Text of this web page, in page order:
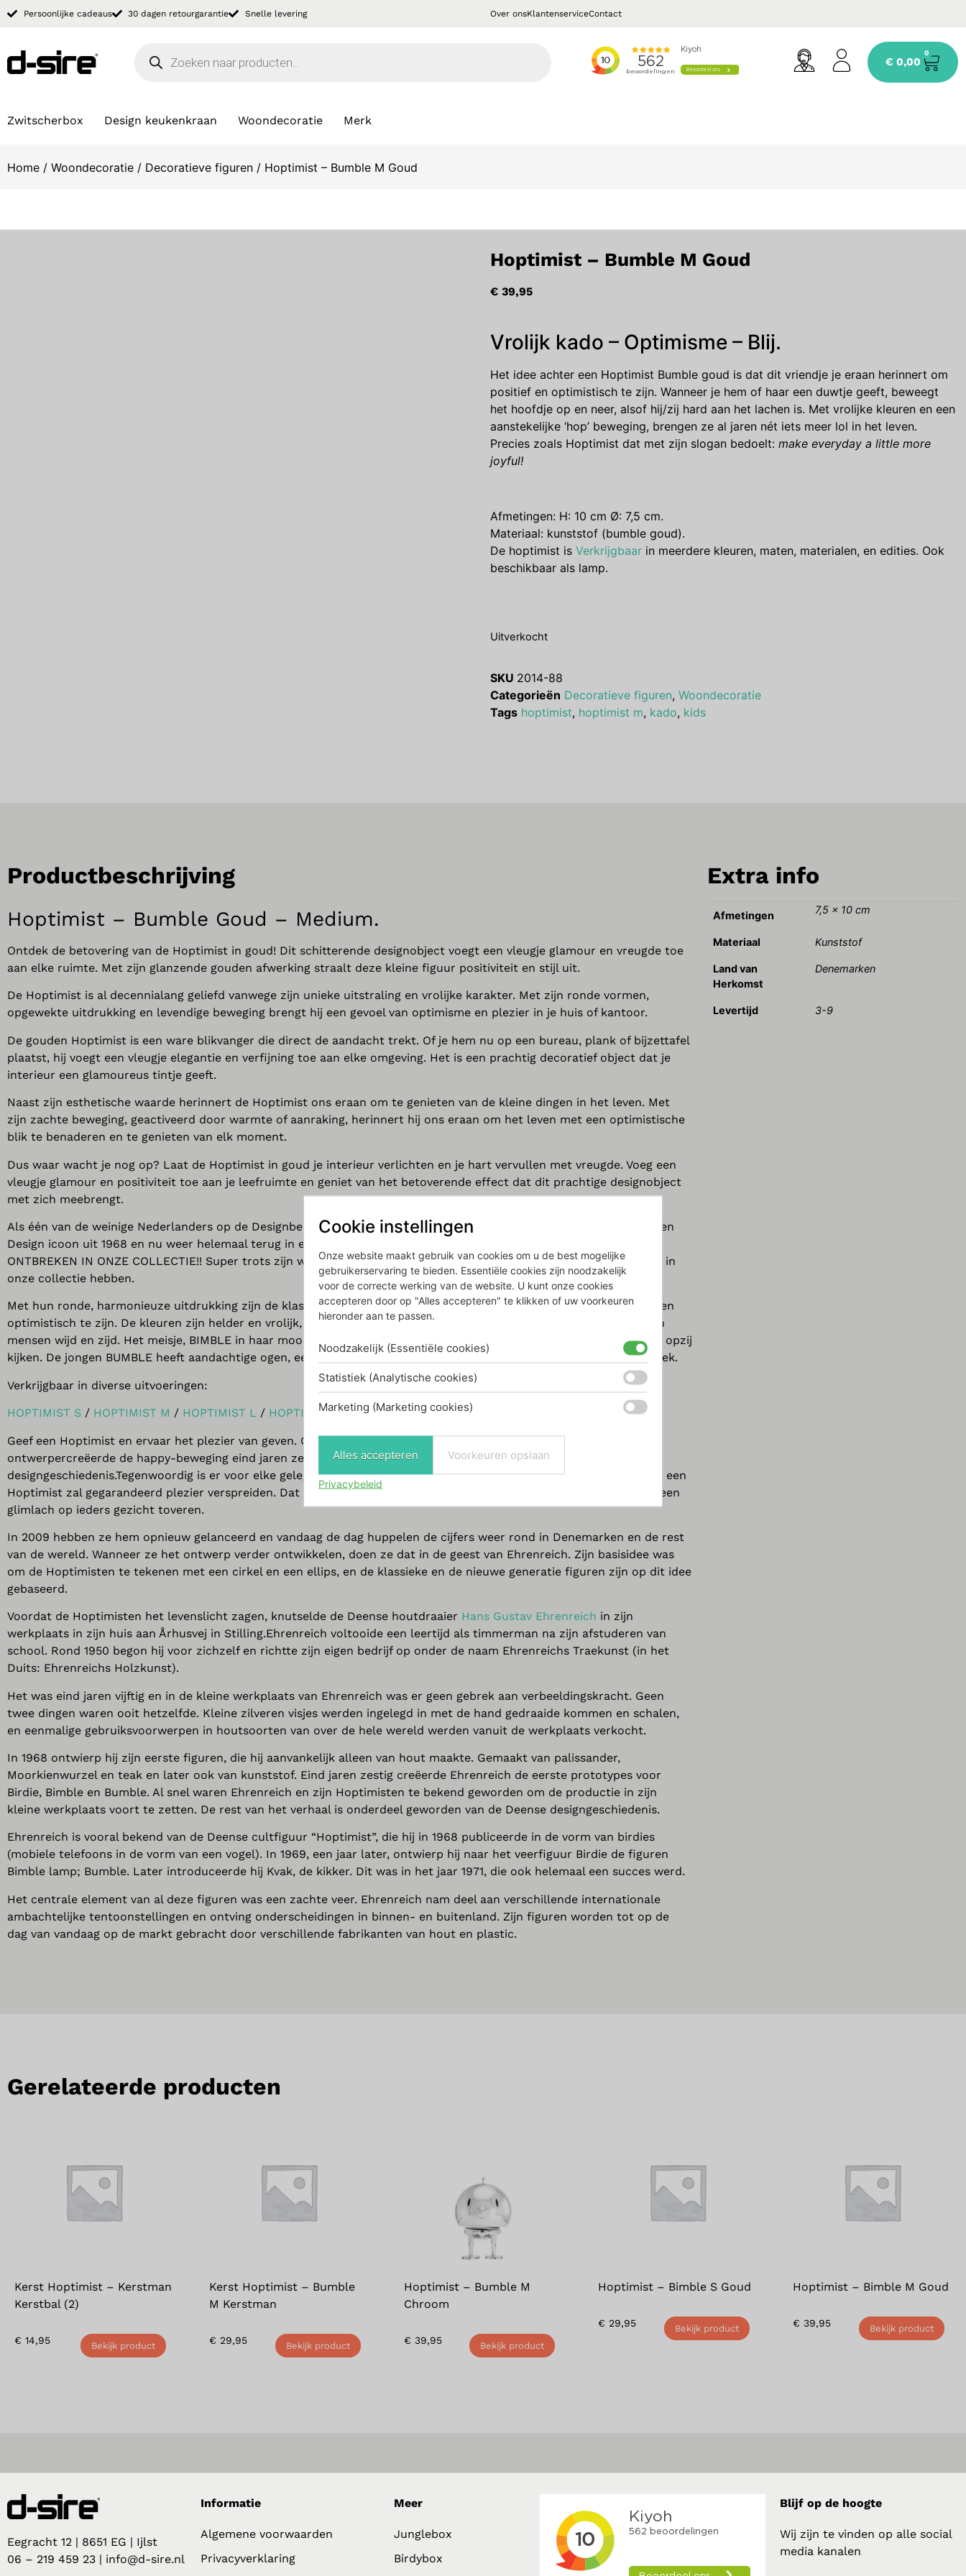
Persoonlijke cadeaus 30 dagen retourgarantie Snelle levering Over onsKlantenserviceContact
€ 0,00
0
Zwitscherbox Design keukenkraan Woondecoratie Merk
Home / Woondecoratie / Decoratieve figuren / Hoptimist – Bumble M Goud
Hoptimist – Bumble M Goud
€ 39,95
Vrolijk kado – Optimisme – Blij.
Het idee achter een Hoptimist Bumble goud is dat dit vriendje je eraan herinnert om
positief en optimistisch te zijn. Wanneer je hem of haar een duwtje geeft, beweegt
het hoofdje op en neer, alsof hij/zij hard aan het lachen is. Met vrolijke kleuren en een
aanstekelijke ‘hop’ beweging, brengen ze al jaren nét iets meer lol in het leven.
Precies zoals Hoptimist dat met zijn slogan bedoelt: make everyday a little more
joyful!
Afmetingen: H: 10 cm Ø: 7,5 cm.
Materiaal: kunststof (bumble goud).
De hoptimist is Verkrijgbaar in meerdere kleuren, maten, materialen, en edities. Ook
beschikbaar als lamp.
Uitverkocht
SKU 2014-88
Categorieën Decoratieve figuren, Woondecoratie
Tags hoptimist, hoptimist m, kado, kids
Productbeschrijving
Hoptimist – Bumble Goud – Medium.
Ontdek de betovering van de Hoptimist in goud! Dit schitterende designobject voegt een vleugje glamour en vreugde toe
aan elke ruimte. Met zijn glanzende gouden afwerking straalt deze kleine figuur positiviteit en stijl uit.
De Hoptimist is al decennialang geliefd vanwege zijn unieke uitstraling en vrolijke karakter. Met zijn ronde vormen,
opgewekte uitdrukking en levendige beweging brengt hij een gevoel van optimisme en plezier in je huis of kantoor.
De gouden Hoptimist is een ware blikvanger die direct de aandacht trekt. Of je hem nu op een bureau, plank of bijzettafel
plaatst, hij voegt een vleugje elegantie en verfijning toe aan elke omgeving. Het is een prachtig decoratief object dat je
interieur een glamoureus tintje geeft.
Naast zijn esthetische waarde herinnert de Hoptimist ons eraan om te genieten van de kleine dingen in het leven. Met
zijn zachte beweging, geactiveerd door warmte of aanraking, herinnert hij ons eraan om het leven met een optimistische
blik te benaderen en te genieten van elk moment.
Dus waar wacht je nog op? Laat de Hoptimist in goud je interieur verlichten en je hart vervullen met vreugde. Voeg een
vleugje glamour en positiviteit toe aan je leefruimte en geniet van het betoverende effect dat dit prachtige designobject
met zich meebrengt.
Als één van de weinige Nederlanders op de Designbeurs in Denemarken hebben we de Hoptimisten ontdekt. Het is een
Design icoon uit 1968 en nu weer helemaal terug in een nieuw jasje. We waren het er direct over eens: DIT MAG NIET
ONTBREKEN IN ONZE COLLECTIE!! Super trots zijn we dan ook dat wij als enige dealer in Nederland dit design icoon in
onze collectie hebben.
Met hun ronde, harmonieuze uitdrukking zijn de klassieke hoptimisten een eeuwige herinnering aan ons om positief en
optimistisch te zijn. De kleuren zijn helder en vrolijk, en de ontembare kleine hop van de figuren verheft de geest van
mensen wijd en zijd. Het meisje, BIMBLE in haar mooie jurk voorgesteld door een lange veer, heeft lachende ogen die opzij
kijken. De jongen BUMBLE heeft aandachtige ogen, een beetje “plukje” op zijn hoofd, een korte veer en een lange broek.
Verkrijgbaar in diverse uitvoeringen:
HOPTIMIST S / HOPTIMIST M / HOPTIMIST L / HOPTIMIST LAMP/HOPTIMIST OAK/
Geef een Hoptimist en ervaar het plezier van geven. Gustav Ehrenreich Deense meubelmaker, ondernemer en
ontwerpercreëerde de happy-beweging eind jaren zestig, die zichzelf een plaats heeft verdiend in de Deense
designgeschiedenis.Tegenwoordig is er voor elke gelegenheid een gelukkige Hoptimist. Dus, waar hij zich ook bevindt, een
Hoptimist zal gegarandeerd plezier verspreiden. Dat is het hele idee achter de Hoptimisten: vreugde verspreiden en een
glimlach op ieders gezicht toveren.
In 2009 hebben ze hem opnieuw gelanceerd en vandaag de dag huppelen de cijfers weer rond in Denemarken en de rest
van de wereld. Wanneer ze het ontwerp verder ontwikkelen, doen ze dat in de geest van Ehrenreich. Zijn basisidee was
om de Hoptimisten te tekenen met een cirkel en een ellips, en de klassieke en de nieuwe generatie figuren zijn op dit idee
gebaseerd.
Voordat de Hoptimisten het levenslicht zagen, knutselde de Deense houtdraaier Hans Gustav Ehrenreich in zijn
werkplaats in zijn huis aan Århusvej in Stilling.Ehrenreich voltooide een leertijd als timmerman na zijn afstuderen van
school. Rond 1950 begon hij voor zichzelf en richtte zijn eigen bedrijf op onder de naam Ehrenreichs Traekunst (in het
Duits: Ehrenreichs Holzkunst).
Het was eind jaren vijftig en in de kleine werkplaats van Ehrenreich was er geen gebrek aan verbeeldingskracht. Geen
twee dingen waren ooit hetzelfde. Kleine zilveren visjes werden ingelegd in met de hand gedraaide kommen en schalen,
en eenmalige gebruiksvoorwerpen in houtsoorten van over de hele wereld werden vanuit de werkplaats verkocht.
In 1968 ontwierp hij zijn eerste figuren, die hij aanvankelijk alleen van hout maakte. Gemaakt van palissander,
Moorkienwurzel en teak en later ook van kunststof. Eind jaren zestig creëerde Ehrenreich de eerste prototypes voor
Birdie, Bimble en Bumble. Al snel waren Ehrenreich en zijn Hoptimisten te bekend geworden om de productie in zijn
kleine werkplaats voort te zetten. De rest van het verhaal is onderdeel geworden van de Deense designgeschiedenis.
Ehrenreich is vooral bekend van de Deense cultfiguur “Hoptimist”, die hij in 1968 publiceerde in de vorm van birdies
(mobiele telefoons in de vorm van een vogel). In 1969, een jaar later, ontwierp hij naar het veerfiguur Birdie de figuren
Bimble lamp; Bumble. Later introduceerde hij Kvak, de kikker. Dit was in het jaar 1971, die ook helemaal een succes werd.
Het centrale element van al deze figuren was een zachte veer. Ehrenreich nam deel aan verschillende internationale
ambachtelijke tentoonstellingen en ontving onderscheidingen in binnen- en buitenland. Zijn figuren worden tot op de
dag van vandaag op de markt gebracht door verschillende fabrikanten van hout en plastic.
Extra info
Afmetingen 7,5 × 10 cm
Materiaal Kunststof
Land van
Herkomst
Denemarken
Levertijd 3-9
Gerelateerde producten
Kerst Hoptimist – Kerstman
Kerstbal (2)
€ 14,95 Bekijk product
Kerst Hoptimist – Bumble
M Kerstman
€ 29,95 Bekijk product
Hoptimist – Bumble M
Chroom
€ 39,95 Bekijk product
Hoptimist – Bimble S Goud
€ 29,95 Bekijk product
Hoptimist – Bimble M Goud
€ 39,95 Bekijk product
Eegracht 12 | 8651 EG | Ijlst
06 – 219 459 23 | info@d-sire.nl
Informatie
Algemene voorwaarden
Privacyverklaring
Meer
Junglebox
Birdybox
Blijf op de hoogte
Wij zijn te vinden op alle social
media kanalen
Cookie instellingen
Onze website maakt gebruik van cookies om u de best mogelijke
gebruikerservaring te bieden. Essentiële cookies zijn noodzakelijk
voor de correcte werking van de website. U kunt onze cookies
accepteren door op "Alles accepteren" te klikken of uw voorkeuren
hieronder aan te passen.
Noodzakelijk (Essentiële cookies)
Statistiek (Analytische cookies)
Marketing (Marketing cookies)
Alles accepteren Voorkeuren opslaan
Privacybeleid